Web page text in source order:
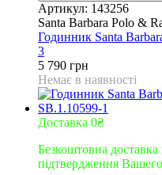
Артикул: 143256
Santa Barbara Polo &
Годинник Santa
3
5 790 грн
Немає в наявності
Доставка 0₴
Безкоштовна доставка
підтвердження